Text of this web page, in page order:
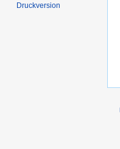
Druckversion